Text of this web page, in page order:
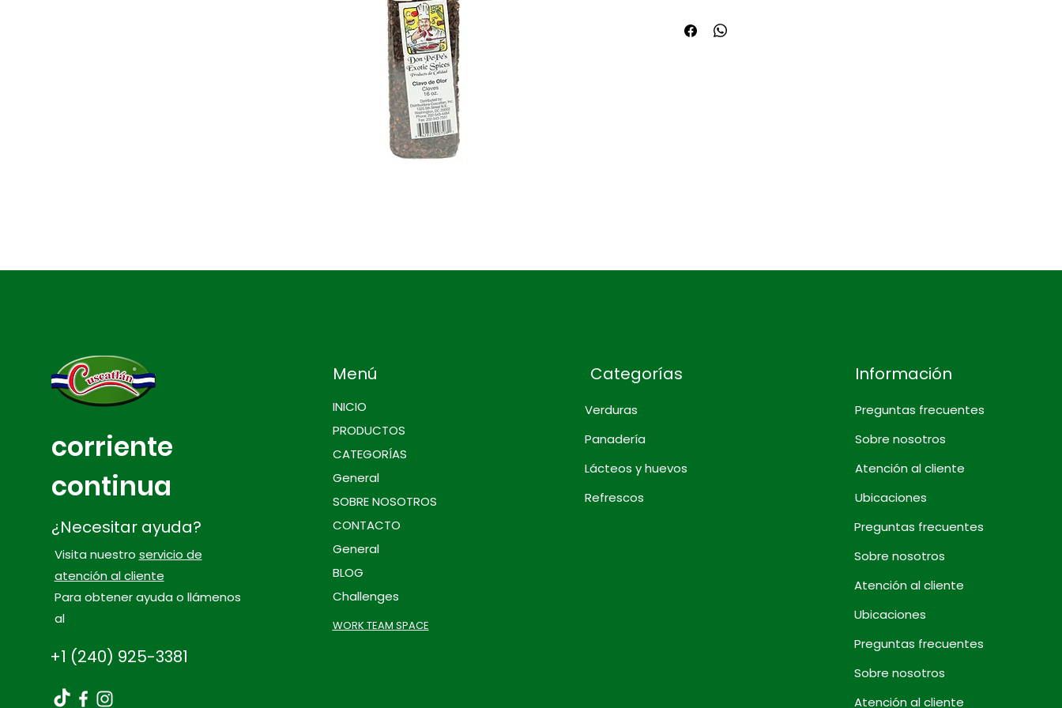
corriente
continua
¿Necesitar ayuda?
Visita nuestro servicio de
atención al cliente
Para obtener ayuda o llámenos
al
+1 (240) 925-3381
Menú
INICIO
PRODUCTOS
CATEGORÍAS
General
SOBRE NOSOTROS
CONTACTO
General
BLOG
Challenges
WORK TEAM SPACE
Categorías
Verduras
Panadería
Lácteos y huevos
Refrescos
Información
Preguntas frecuentes
Sobre nosotros
Atención al cliente
Ubicaciones
Preguntas frecuentes
Sobre nosotros
Atención al cliente
Ubicaciones
Preguntas frecuentes
Sobre nosotros
Atención al cliente